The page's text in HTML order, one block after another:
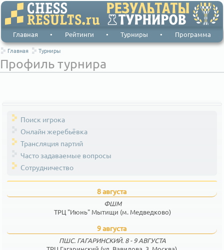
Главная • Рейтинги • Турниры • Программа
Главная Турниры
Профиль турнира
Поиск игрока
Онлайн жеребьёвка
Трансляция партий
Часто задаваемые вопросы
Сотрудничество
8 августа
ФШМ
ТРЦ "Июнь" Мытищи (м. Медведково)
9 августа
ПШС. ГАГАРИНСКИЙ. 8 - 9 АВГУСТА